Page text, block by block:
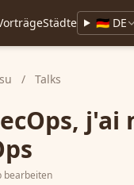
Städte 🇩🇪 DE
/ Talks
bearbeiten